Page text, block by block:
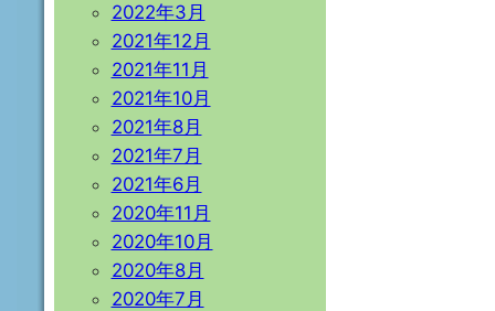
2022年3月
2021年12月
2021年11月
2021年10月
2021年8月
2021年7月
2021年6月
2020年11月
2020年10月
2020年8月
2020年7月